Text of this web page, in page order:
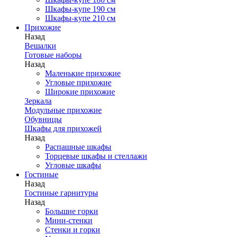
Шкафы-купе 190 см
Шкафы-купе 210 см
Прихожие
Назад
Вешалки
Готовые наборы
Назад
Маленькие прихожие
Угловые прихожие
Широкие прихожие
Зеркала
Модульные прихожие
Обувницы
Шкафы для прихожей
Назад
Распашные шкафы
Торцевые шкафы и стеллажи
Угловые шкафы
Гостиные
Назад
Гостиные гарнитуры
Назад
Большие горки
Мини-стенки
Стенки и горки